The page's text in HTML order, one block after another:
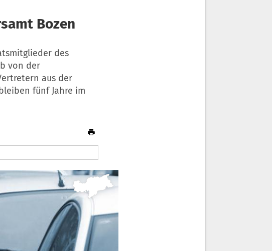
Bozen
des
von der
aus der
fünf Jahre im